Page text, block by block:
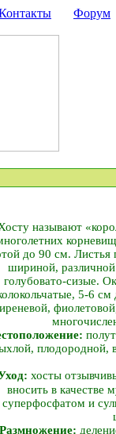
Форум
называют
до 90 см. Листья
шириной,
голубовато-сизые.
5-6
плодородной,
хосты
вносить в качестве
суперфосфатом и